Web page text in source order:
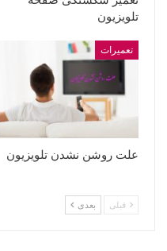
تلویزیون
تعمیرات
علت روشن نشدن تلویزیون
قبلی بعدی